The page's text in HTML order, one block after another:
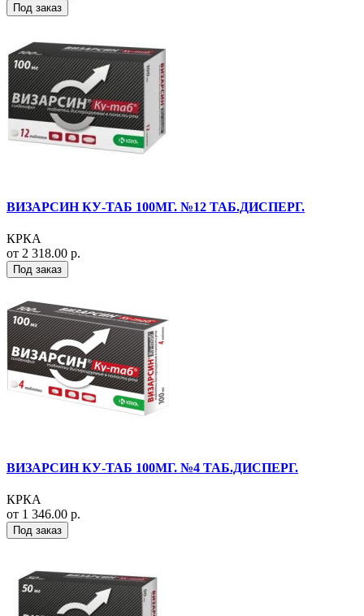
Под заказ
ВИЗАРСИН КУ-ТАБ 100МГ. №12 ТАБ.ДИСПЕРГ.
КРКА
от 2 318.00 р.
Под заказ
ВИЗАРСИН КУ-ТАБ 100МГ. №4 ТАБ.ДИСПЕРГ.
КРКА
от 1 346.00 р.
Под заказ